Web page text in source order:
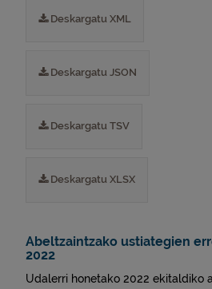
Deskargatu XML
Deskargatu JSON
Deskargatu TSV
Deskargatu XLSX
Abeltzaintzako ustiategien
2022
Udalerri honetako 2022 ekitaldiko